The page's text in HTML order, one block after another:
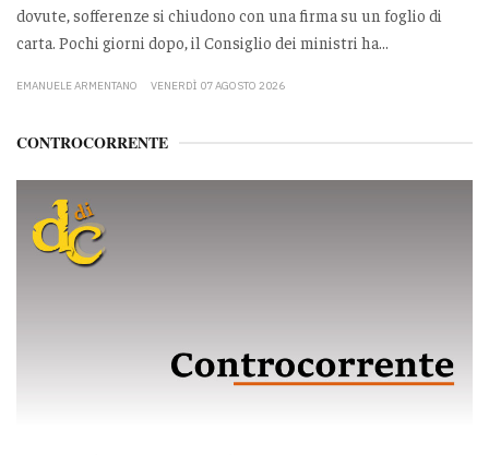
dovute, sofferenze si chiudono con una firma su un foglio di
carta. Pochi giorni dopo, il Consiglio dei ministri ha...
EMANUELE ARMENTANO VENERDÌ 07 AGOSTO 2026
CONTROCORRENTE